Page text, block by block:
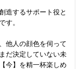
造するサポート役と
す。
他人の顔色を伺って
だ決定していない未
今】を精一杯楽しめ